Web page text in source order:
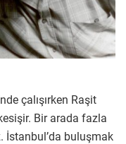
çalışırken Raşit
Bir arada fazla
İstanbul’da buluşmak